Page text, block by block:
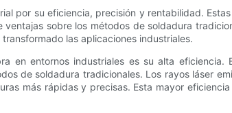
por su eficiencia, precisión y rentabilidad.
sobre los métodos de soldadura
las aplicaciones industriales.
en entornos industriales es su alta eficiencia.
de soldadura tradicionales. Los rayos láser
más rápidas y precisas. Esta mayor